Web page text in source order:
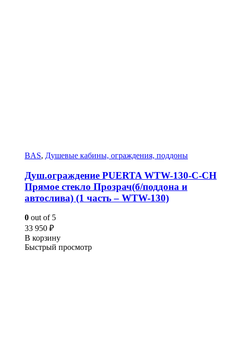
BAS, Душевые кабины, ограждения, поддоны
Душ.ограждение PUERTA WTW-130-С-СH
Прямое стекло Прозрач(б/поддона и
автослива) (1 часть – WTW-130)
0 out of 5
33 950 ₽
В корзину
Быстрый просмотр